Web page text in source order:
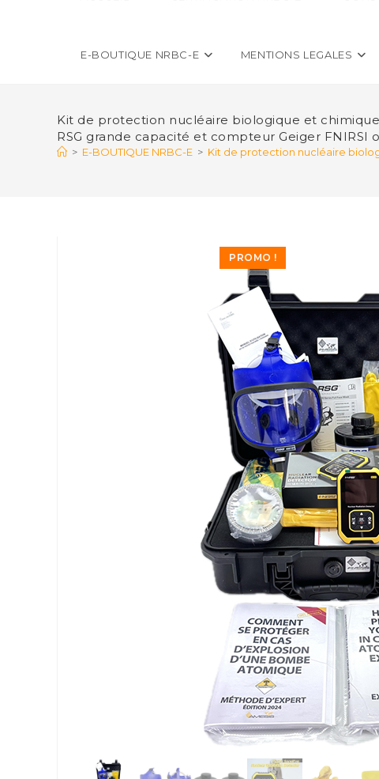
E-BOUTIQUE NRBC-E MENTIONS LEGALES
Kit de protection nucléaire biologique et chimique
RSG grande capacité et compteur Geiger FNIRSI
> E-BOUTIQUE NRBC-E > Kit de protection nucléaire
PROMO !